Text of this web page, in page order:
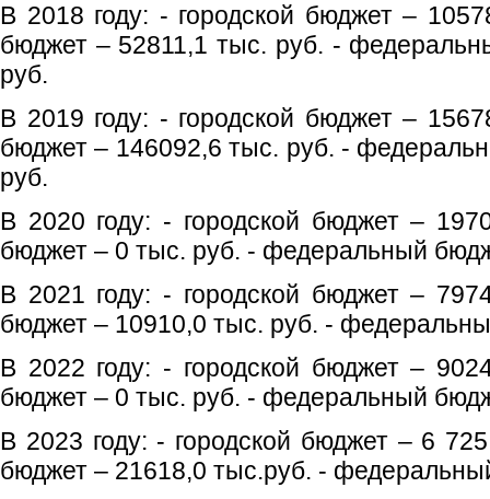
В 2018 году: - городской бюджет –
бюджет – 52811,1 тыс. руб. -
руб.
В 2019 году: - городской бюджет –
бюджет – 146092,6 тыс. руб. -
руб.
В 2020 году: - городской бюджет –
бюджет – 0 тыс. руб. - федеральный
В 2021 году: - городской бюджет –
бюджет – 10910,0 тыс. руб. -
В 2022 году: - городской бюджет –
бюджет – 0 тыс. руб. - федеральный
В 2023 году: - городской бюджет – 6
бюджет – 21618,0 тыс.руб. -